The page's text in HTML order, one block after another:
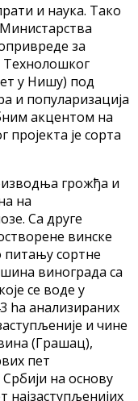
и наука. Тако
за
Технолошког
у Нишу) под
и популаризација
акцентом на
је сорта
грожђа и
на
Са друге
винске
питању сортне
винограда са
се воде у
ha анализираних
и чине
(Грашац),
пет
Србији на основу